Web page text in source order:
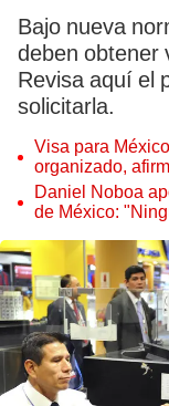
Bajo nueva
deben obtener
Revisa aquí el
solicitarla.
Visa para
organizado,
Daniel Noboa
de México: